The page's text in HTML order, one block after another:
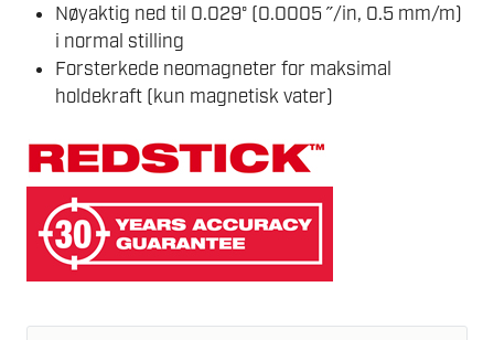
Nøyaktig ned til 0.029° (0.0005 ˝/in, 0.5 mm/m)
i normal stilling
Forsterkede neomagneter for maksimal
holdekraft (kun magnetisk vater)